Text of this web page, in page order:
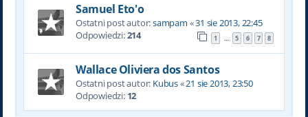
Samuel Eto'o
Ostatni post autor:sampam «31 sie 2013, 22:45
Odpowiedzi:214 1 … 5 6 7 8
Wallace Oliviera dos Santos
Ostatni post autor: Kubus«21 sie 2013, 23:50
Odpowiedzi: 12